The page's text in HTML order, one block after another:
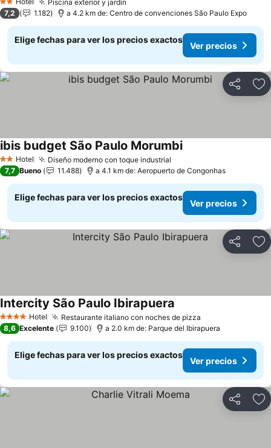
2 Estrellas
Piscina exterior y jardín
7,2
1.182 a 4.2 km de: Centro de convenciones São Paulo Expo
Elige fechas para ver los precios exactos
Ver precios
Compartir
2 Estrellas
Hotel Diseño moderno con toque industrial
ibis budget São Paulo Morumbi
7,7 Bueno 11.488 a 4.1 km de: Aeropuerto de Congonhas
Elige fechas para ver los precios exactos
Ver precios
Compartir
4 EstrellasHotel Restaurante italiano con noches de pizza
Intercity São Paulo Ibirapuera
8,6 Excelente 9.100 a 2.0 km de: Parque del Ibirapuera
Elige fechas para ver los precios exactos
Ver precios
Compartir